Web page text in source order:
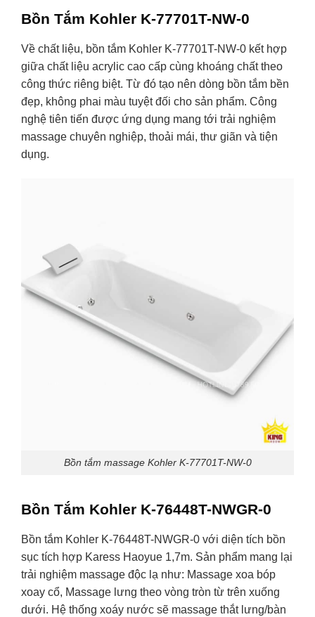
Bồn Tắm Kohler K-77701T-NW-0
Về chất liệu, bồn tắm Kohler K-77701T-NW-0 kết hợp
giữa chất liệu acrylic cao cấp cùng khoáng chất theo
công thức riêng biệt. Từ đó tạo nên dòng bồn tắm bền
đẹp, không phai màu tuyệt đối cho sản phẩm. Công
nghệ tiên tiến được ứng dụng mang tới trải nghiệm
massage chuyên nghiệp, thoải mái, thư giãn và tiện
dụng.
Bồn tắm massage Kohler K-77701T-NW-0
Bồn Tắm Kohler K-76448T-NWGR-0
Bồn tắm Kohler K-76448T-NWGR-0 với diện tích bồn
sục tích hợp Karess Haoyue 1,7m. Sản phẩm mang lại
trải nghiệm massage độc lạ như: Massage xoa bóp
xoay cổ, Massage lưng theo vòng tròn từ trên xuống
dưới. Hệ thống xoáy nước sẽ massage thắt lưng/bàn